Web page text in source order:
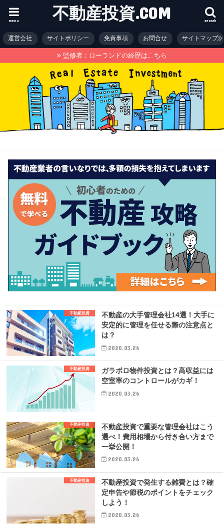
不動産投資.COM search
menu
運営会社 サイトポリシー 免責事項 お問合せ サイトマップ
監修者：ローランドの経歴はこちら
不動産投資
不動産の大手管理会社14選！大手に
安定的に管理を任せる際の注意点と
は？
2020.03.26
不動産投資
ガラボロ物件投資とは？高収益には
空室率のコントロールがカギ！
2020.03.26
不動産投資
不動産投資で重要な管理会社はこう
選べ！費用相場から付き合い方まで
一挙公開！
2020.03.26
不動産投資
不動産投資で発生する雑費とは？確
定申告や節税のポイントをチェック
しよう！
2020.03.26